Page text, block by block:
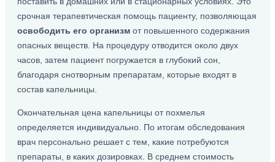
срочная терапевтическая помощь пациенту, позволяющая
освободить его организм от повышенного содержания
опасных веществ. На процедуру отводится около двух
часов, затем пациент погружается в глубокий сон,
благодаря снотворным препаратам, которые входят в
состав капельницы.
Окончательная цена капельницы от похмелья
определяется индивидуально. По итогам обследования
врач персонально решает с тем, какие потребуются
препараты, в каких дозировках. В среднем стоимость